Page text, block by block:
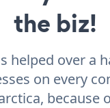
the biz!
helped over a
on every
because